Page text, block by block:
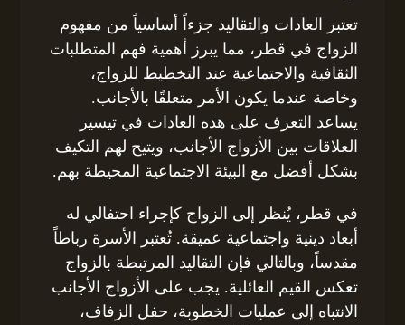
تعتبر العادات والتقاليد جزءاً أساسياً من مفهوم
الزواج في قطر، مما يبرز أهمية فهم المتطلبات
الثقافية والاجتماعية عند التخطيط للزواج،
وخاصة عندما يكون الأمر متعلقًا بالأجانب.
يساعد التعرف على هذه العادات في تيسير
العلاقات بين الأزواج الأجانب، ويتيح لهم التكيف
بشكل أفضل مع البيئة الاجتماعية المحيطة بهم.
في قطر، يُنظر إلى الزواج كإجراء احتفالي له
أبعاد دينية واجتماعية عميقة. تُعتبر الأسرة رباطاً
مقدساً، وبالتالي فإن التقاليد المرتبطة بالزواج
تعكس القيم العائلية. يجب على الأزواج الأجانب
الانتباه إلى عمليات الخطوبة، حفل الزفاف،